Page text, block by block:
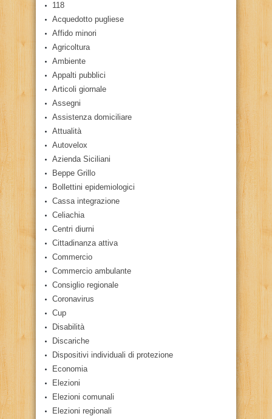
118
Acquedotto pugliese
Affido minori
Agricoltura
Ambiente
Appalti pubblici
Articoli giornale
Assegni
Assistenza domiciliare
Attualità
Autovelox
Azienda Siciliani
Beppe Grillo
Bollettini epidemiologici
Cassa integrazione
Celiachia
Centri diurni
Cittadinanza attiva
Commercio
Commercio ambulante
Consiglio regionale
Coronavirus
Cup
Disabilità
Discariche
Dispositivi individuali di protezione
Economia
Elezioni
Elezioni comunali
Elezioni regionali